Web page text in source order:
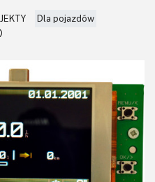
Dla pojazdów